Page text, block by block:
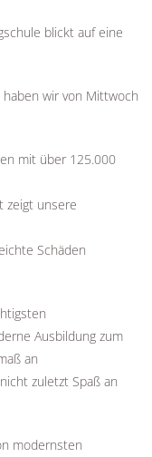
blickt auf eine
wir von Mittwoch
mit über 125.000
zeigt unsere
Schäden
Ausbildung zum
an
zuletzt Spaß an
modernsten